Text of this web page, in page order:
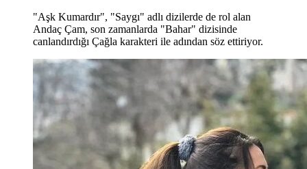
"Aşk Kumardır", "Saygı" adlı dizilerde de rol alan
Andaç Çam, son zamanlarda "Bahar" dizisinde
canlandırdığı Çağla karakteri ile adından söz ettiriyor.